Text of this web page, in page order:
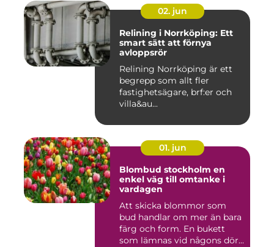
02. jun
Relining i Norrköping: Ett
smart sätt att förnya
avloppsrör
Relining Norrköping är ett
begrepp som allt fler
fastighetsägare, brf:er och
villa&au...
01. jun
Blombud stockholm en
enkel väg till omtanke i
vardagen
Att skicka blommor som
bud handlar om mer än bara
färg och form. En bukett
som lämnas vid någons dör...